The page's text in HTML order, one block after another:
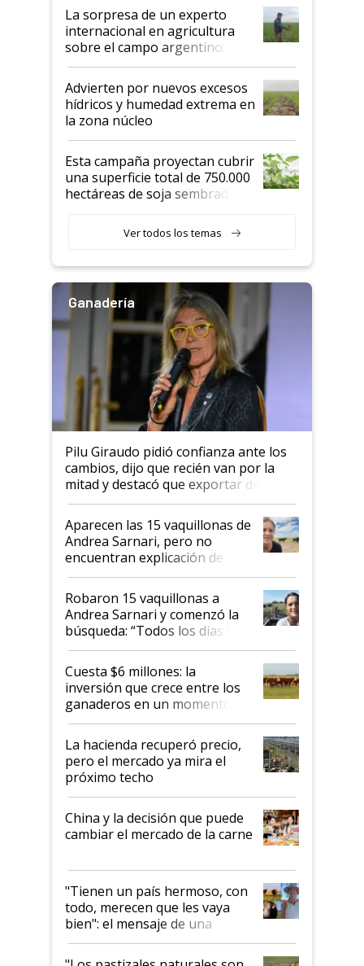
La sorpresa de un experto
internacional en agricultura
sobre el campo argentino:
"Estoy muy impresionado"
Advierten por nuevos excesos
hídricos y humedad extrema en
la zona núcleo
Esta campaña proyectan cubrir
una superficie total de 750.000
hectáreas de soja sembradas
variedades que marcan un
salto tecnológico en genética y
Ver todos los temas
Ganadería
Pilu Giraudo pidió confianza ante los
cambios, dijo que recién van por la
mitad y destacó que exportar dejó de
ser "para unos pocos": "Tenemos un
mandato muy claro del gobierno
nacional"
Aparecen las 15 vaquillonas de
Andrea Sarnari, pero no
encuentran explicación de
cómo llegaron allí
Robaron 15 vaquillonas a
Andrea Sarnari y comenzó la
búsqueda: “Todos los días le
toca a algún productor”
Cuesta $6 millones: la
inversión que crece entre los
ganaderos en un momento
histórico para la actividad
La hacienda recuperó precio,
pero el mercado ya mira el
próximo techo
China y la decisión que puede
cambiar el mercado de la carne
"Tienen un país hermoso, con
todo, merecen que les vaya
bien": el mensaje de una
ganadera uruguaya sobre las
oportunidades que se abren